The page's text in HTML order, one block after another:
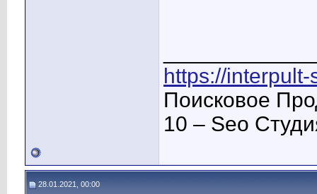
https://
Поисковое
10 – Seo
28.01.2021, 00:00